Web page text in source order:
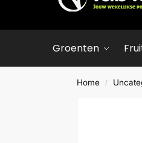
Groenten
Home /